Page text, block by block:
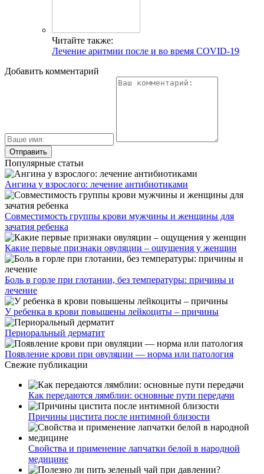
Читайте также:
Лечение аритмии после и во время COVID-19
Добавить комментарий
Популярные статьи
Ангина у взрослого: лечение антибиотиками
Совместимость группы крови мужчины и женщины для
зачатия ребенка
Какие первые признаки овуляции – ощущения у женщин
Боль в горле при глотании, без температуры: причины и
лечение
У ребенка в крови повышены лейкоциты – причины
Периоральный дерматит
Появление крови при овуляции — норма или патология
Свежие публикации
Как передаются лямблии: основные пути передачи
Причины цистита после интимной близости
Свойства и применение лапчатки белой в народной
медицине